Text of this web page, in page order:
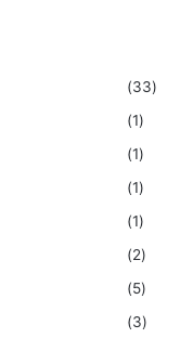
(33)
(1)
(1)
(1)
(1)
(2)
(5)
(3)